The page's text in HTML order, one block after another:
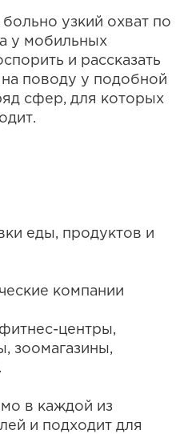
узкий охват по
у мобильных
и рассказать
поводу у подобной
сфер, для которых
еды, продуктов и
компании
центры,
зоомагазины,
в каждой из
и подходит для